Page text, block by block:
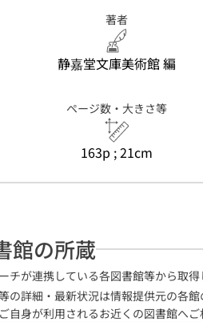
著者
静嘉堂文庫美術館 編
ページ数・大きさ等
163p ; 21cm
館の所蔵
チが連携している各図書館等から取得
の詳細・最新状況は情報提供元の各
自身が利用されるお近くの図書館へ